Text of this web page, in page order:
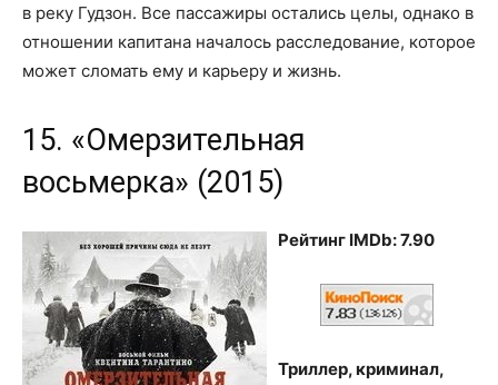
в реку Гудзон. Все пассажиры остались целы, однако в
отношении капитана началось расследование, которое
может сломать ему и карьеру и жизнь.
15. «Омерзительная
восьмерка» (2015)
Рейтинг IMDb: 7.90
Триллер, криминал,